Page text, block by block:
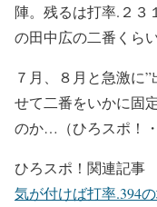
陣。残るは打率.２３
の田中広の二番くら
７月、８月と急激に
せて二番をいかに固
のか…（ひろスポ！・
ひろスポ！関連記事
気が付けば打率.394